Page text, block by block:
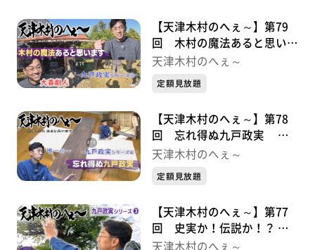
【天津木村のへぇ～】第79
回 木村の魔法あると思いま
す 九戸政実シリーズ➄
天津木村のへぇ～
定額見放題
【天津木村のへぇ～】第78
回 忘れ得ぬ九戸政実 九
戸政実シリーズ➃
天津木村のへぇ～
定額見放題
【天津木村のへぇ～】第77
回 史実か！伝説か！？ 九
戸政実シリーズ➂
天津木村のへぇ～